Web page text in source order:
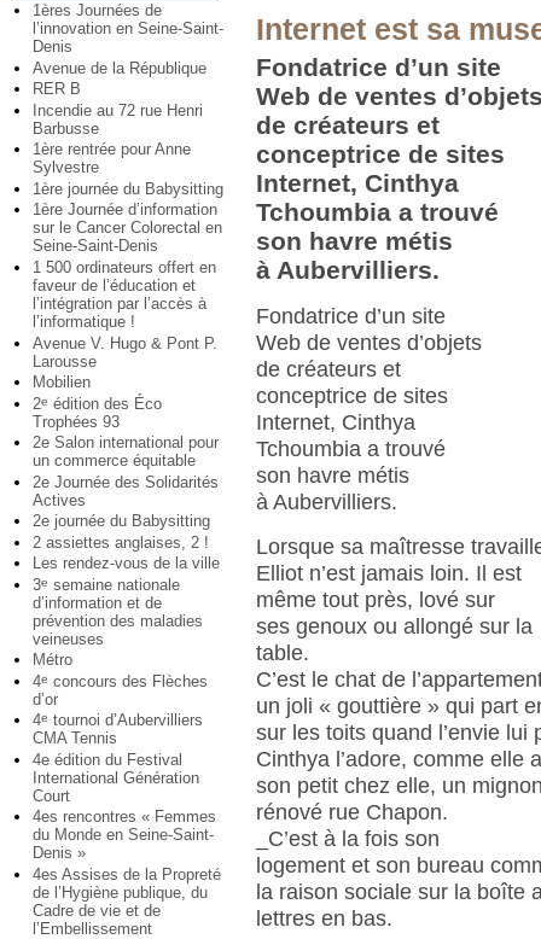
1ères Journées de
l’innovation en Seine-Saint-
Denis
Avenue de la République
RER B
Incendie au 72 rue Henri
Barbusse
1ère rentrée pour Anne
Sylvestre
1ère journée du Babysitting
1ère Journée d’information
sur le Cancer Colorectal en
Seine-Saint-Denis
1 500 ordinateurs offert en
faveur de l’éducation et
l’intégration par l’accès à
l’informatique !
Avenue V. Hugo & Pont P.
Larousse
Mobilien
2e édition des Éco
Trophées 93
2e Salon international pour
un commerce équitable
2e Journée des Solidarités
Actives
2e journée du Babysitting
2 assiettes anglaises, 2 !
Les rendez-vous de la ville
3e semaine nationale
d’information et de
prévention des maladies
veineuses
Métro
4e concours des Flèches
d’or
4e tournoi d’Aubervilliers
CMA Tennis
4e édition du Festival
International Génération
Court
4es rencontres « Femmes
du Monde en Seine-Saint-
Denis »
4es Assises de la Propreté
de l’Hygiène publique, du
Cadre de vie et de
l’Embellissement
Internet est sa
Fondatrice d’un site
Web de ventes
de créateurs et
conceptrice de sites
Internet, Cinthya
Tchoumbia a trouvé
son havre métis
à Aubervilliers.
Fondatrice d’un site
Web de ventes d’objets
de créateurs et
conceptrice de sites
Internet, Cinthya
Tchoumbia a trouvé
son havre métis
à Aubervilliers.
Lorsque sa maîtresse
Elliot n’est jamais loin. Il est
même tout près, lové sur
ses genoux ou allongé sur la
table.
C’est le chat de
un joli « gouttière » qui part
sur les toits quand l’envie lui
Cinthya l’adore, comme elle
son petit chez elle, un
rénové rue Chapon.
_C’est à la fois son
logement et son bureau
la raison sociale sur la boîte
lettres en bas.